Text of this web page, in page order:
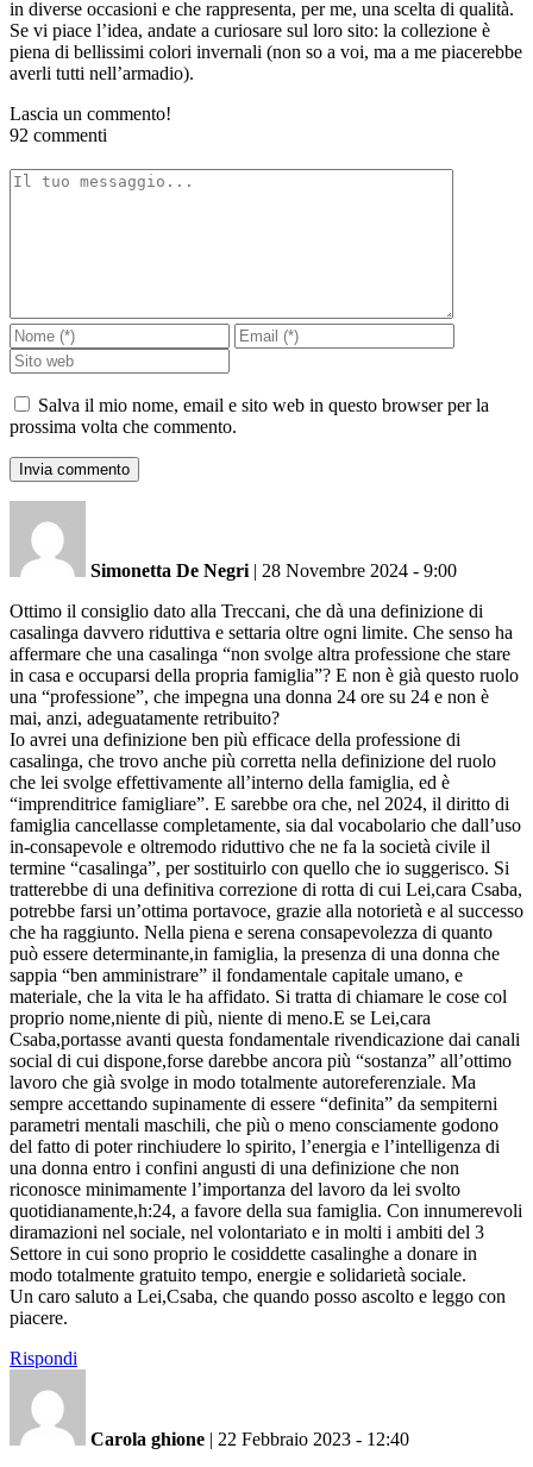
in diverse occasioni e che rappresenta, per me, una scelta di qualità.
Se vi piace l’idea, andate a curiosare sul loro sito: la collezione è
piena di bellissimi colori invernali (non so a voi, ma a me piacerebbe
averli tutti nell’armadio).
Lascia un commento!
92 commenti
Salva il mio nome, email e sito web in questo browser per la
prossima volta che commento.
Simonetta De Negri | 28 Novembre 2024 - 9:00
Ottimo il consiglio dato alla Treccani, che dà una definizione di
casalinga davvero riduttiva e settaria oltre ogni limite. Che senso ha
affermare che una casalinga “non svolge altra professione che stare
in casa e occuparsi della propria famiglia”? E non è già questo ruolo
una “professione”, che impegna una donna 24 ore su 24 e non è
mai, anzi, adeguatamente retribuito?
Io avrei una definizione ben più efficace della professione di
casalinga, che trovo anche più corretta nella definizione del ruolo
che lei svolge effettivamente all’interno della famiglia, ed è
“imprenditrice famigliare”. E sarebbe ora che, nel 2024, il diritto di
famiglia cancellasse completamente, sia dal vocabolario che dall’uso
in-consapevole e oltremodo riduttivo che ne fa la società civile il
termine “casalinga”, per sostituirlo con quello che io suggerisco. Si
tratterebbe di una definitiva correzione di rotta di cui Lei,cara Csaba,
potrebbe farsi un’ottima portavoce, grazie alla notorietà e al successo
che ha raggiunto. Nella piena e serena consapevolezza di quanto
può essere determinante,in famiglia, la presenza di una donna che
sappia “ben amministrare” il fondamentale capitale umano, e
materiale, che la vita le ha affidato. Si tratta di chiamare le cose col
proprio nome,niente di più, niente di meno.E se Lei,cara
Csaba,portasse avanti questa fondamentale rivendicazione dai canali
social di cui dispone,forse darebbe ancora più “sostanza” all’ottimo
lavoro che già svolge in modo totalmente autoreferenziale. Ma
sempre accettando supinamente di essere “definita” da sempiterni
parametri mentali maschili, che più o meno consciamente godono
del fatto di poter rinchiudere lo spirito, l’energia e l’intelligenza di
una donna entro i confini angusti di una definizione che non
riconosce minimamente l’importanza del lavoro da lei svolto
quotidianamente,h:24, a favore della sua famiglia. Con innumerevoli
diramazioni nel sociale, nel volontariato e in molti i ambiti del 3
Settore in cui sono proprio le cosiddette casalinghe a donare in
modo totalmente gratuito tempo, energie e solidarietà sociale.
Un caro saluto a Lei,Csaba, che quando posso ascolto e leggo con
piacere.
Rispondi
Carola ghione | 22 Febbraio 2023 - 12:40